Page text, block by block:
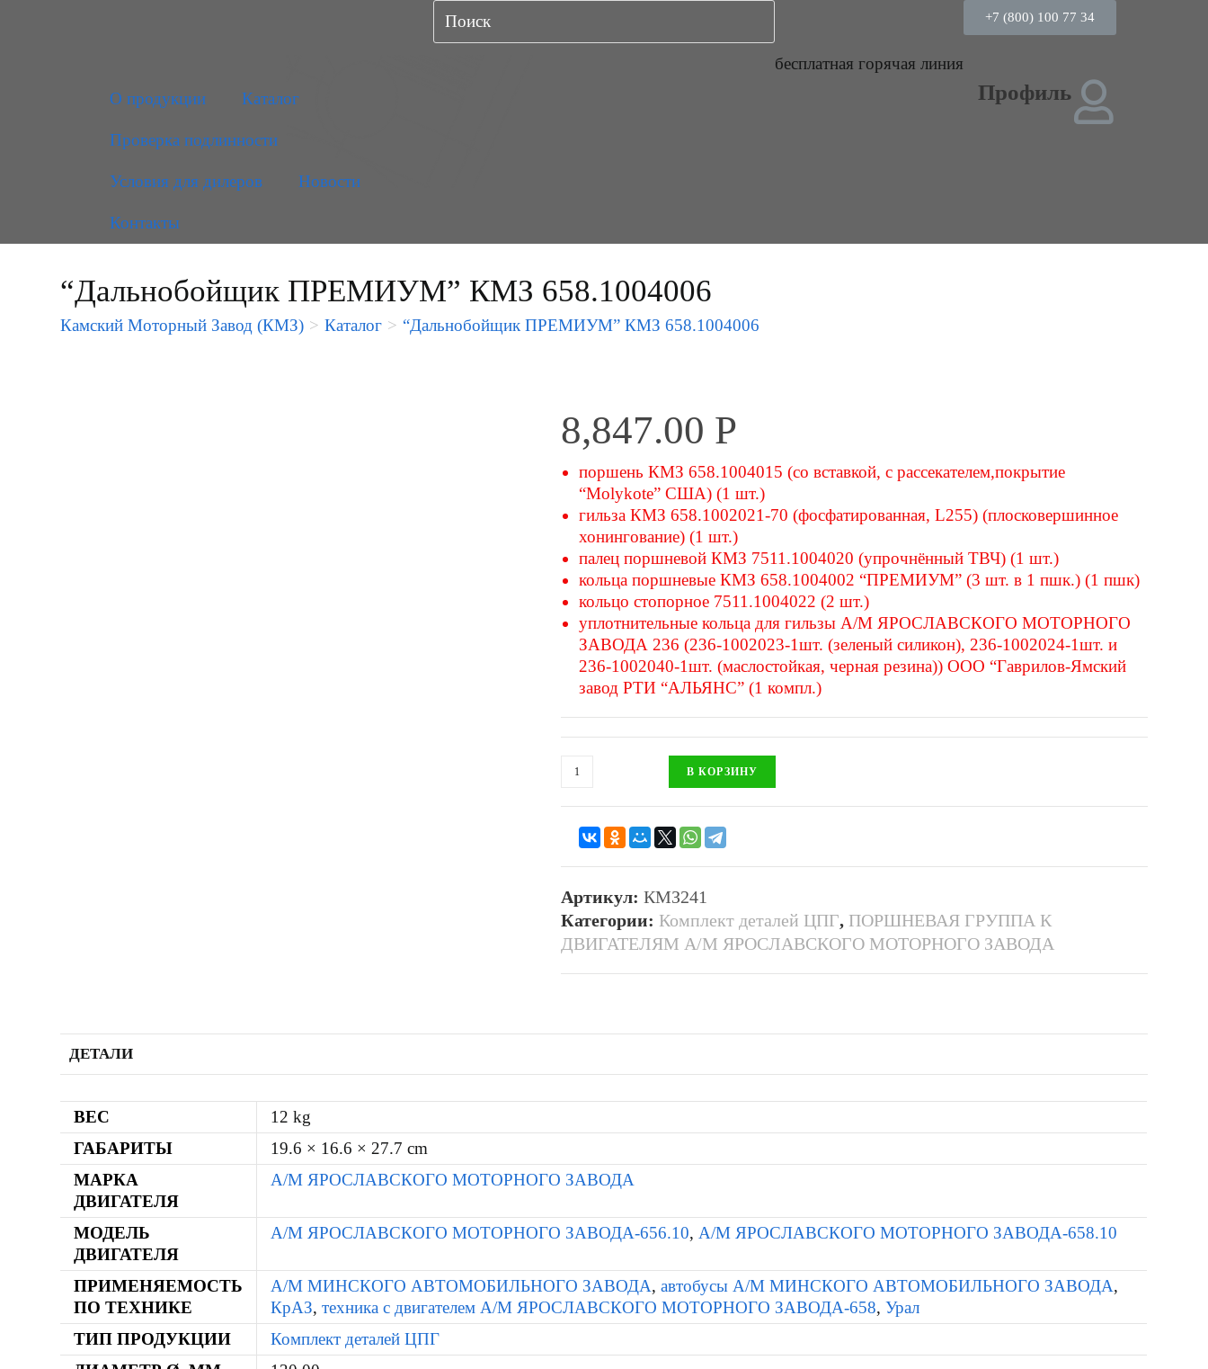
+7 (800) 100 77 34
бесплатная горячая линия
О продукции
Каталог
Проверка подлинности
Условия для дилеров Новости
Контакты
Профиль
“Дальнобойщик ПРЕМИУМ” КМЗ 658.1004006
Камский Моторный Завод (КМЗ) > Каталог > “Дальнобойщик ПРЕМИУМ” КМЗ 658.1004006
8,847.00 Р
поршень КМЗ 658.1004015 (со вставкой, с рассекателем,покрытие
“Molykote” США) (1 шт.)
гильза КМЗ 658.1002021-70 (фосфатированная, L255) (плосковершинное
хонингование) (1 шт.)
палец поршневой КМЗ 7511.1004020 (упрочнённый ТВЧ) (1 шт.)
кольца поршневые КМЗ 658.1004002 “ПРЕМИУМ” (3 шт. в 1 пшк.) (1 пшк)
кольцо стопорное 7511.1004022 (2 шт.)
уплотнительные кольца для гильзы А/М ЯРОСЛАВСКОГО МОТОРНОГО
ЗАВОДА 236 (236-1002023-1шт. (зеленый силикон), 236-1002024-1шт. и
236-1002040-1шт. (маслостойкая, черная резина)) ООО “Гаврилов-Ямский
завод РТИ “АЛЬЯНС” (1 компл.)
В КОРЗИНУ
Артикул: КМЗ241
Категории: Комплект деталей ЦПГ, ПОРШНЕВАЯ ГРУППА К
ДВИГАТЕЛЯМ А/М ЯРОСЛАВСКОГО МОТОРНОГО ЗАВОДА
ДЕТАЛИ
ВЕС
12 kg
ГАБАРИТЫ
19.6 × 16.6 × 27.7 cm
МАРКА
ДВИГАТЕЛЯ
А/М ЯРОСЛАВСКОГО МОТОРНОГО ЗАВОДА
МОДЕЛЬ
ДВИГАТЕЛЯ
А/М ЯРОСЛАВСКОГО МОТОРНОГО ЗАВОДА-656.10, А/М ЯРОСЛАВСКОГО МОТОРНОГО ЗАВОДА-658.10
ПРИМЕНЯЕМОСТЬ
ПО ТЕХНИКЕ
А/М МИНСКОГО АВТОМОБИЛЬНОГО ЗАВОДА,автобусы А/М МИНСКОГО АВТОМОБИЛЬНОГО ЗАВОДА,
КрАЗ,техника с двигателем А/М ЯРОСЛАВСКОГО МОТОРНОГО ЗАВОДА-658,Урал
ТИП ПРОДУКЦИИ
Комплект деталей ЦПГ